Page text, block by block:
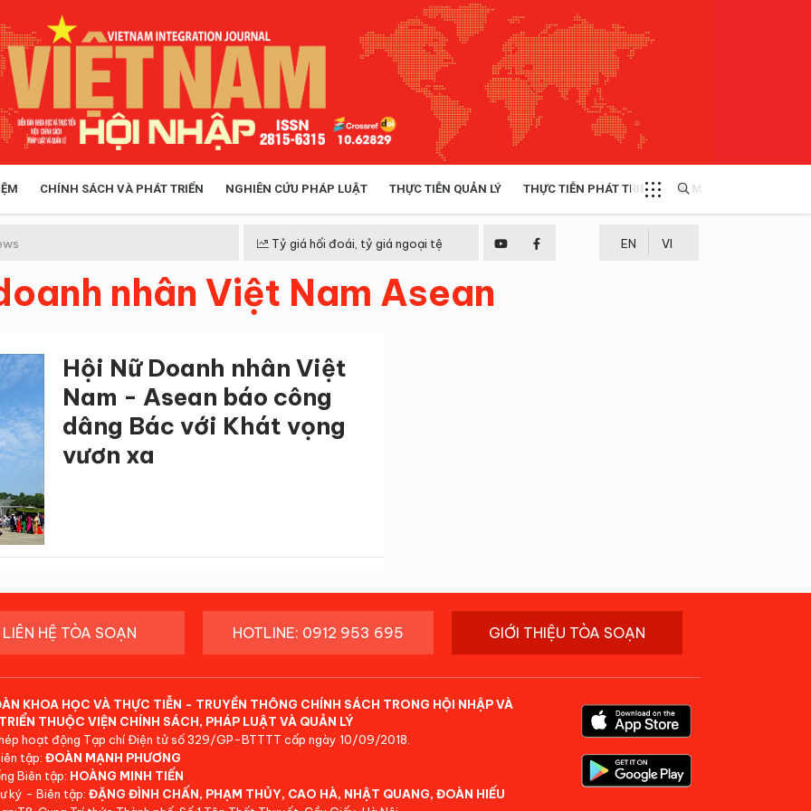
CHÍNH SÁCH VÀ PHÁT TRIỂN NGHIÊN CỨU PHÁP LUẬT THỰC TIỄN QUẢN LÝ THỰC TIỄN PHÁT TRIỂN MULTIMEDIA
Tỷ giá hối đoái, tỷ giá ngoại tệ EN VI
nhân Việt Nam Asean
Hội Nữ Doanh nhân Việt
Nam - Asean báo công
dâng Bác với Khát vọng
vươn xa
LIÊN HỆ TÒA SOẠN HOTLINE: 0912 953 695 GIỚI THIỆU TÒA SOẠN
KHOA HỌC VÀ THỰC TIỄN - TRUYỀN THÔNG CHÍNH SÁCH TRONG HỘI NHẬP VÀ
THUỘC VIỆN CHÍNH SÁCH, PHÁP LUẬT VÀ QUẢN LÝ
hoạt động Tạp chí Điện tử số 329/GP-BTTTT cấp ngày 10/09/2018.
tập: ĐOÀN MẠNH PHƯƠNG
Biên tập: HOÀNG MINH TIẾN
ký - Biên tập: ĐẶNG ĐÌNH CHẤN, PHẠM THỦY, CAO HÀ, NHẬT QUANG, ĐOÀN HIẾU